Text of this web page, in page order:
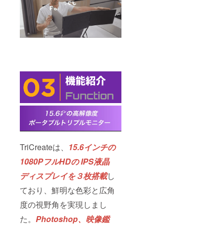
TriCreateは、 15.6インチの
1080PフルHDの IPS液晶
ディスプレイを３枚搭載し
ており、鮮明な色彩と広角
度の視野角を実現しまし
た。 Photoshop、映像鑑